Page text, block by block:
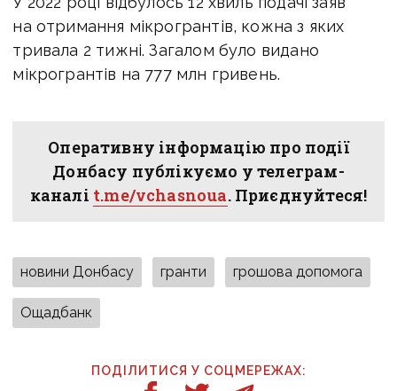
на отримання мікрогрантів, кожна з яких
тривала 2 тижні. Загалом було видано
мікрогрантів на 777 млн гривень.
Оперативну інформацію про події
Донбасу публікуємо у телеграм-
каналі t.me/vchasnoua. Приєднуйтеся!
новини Донбасу гранти грошова допомога
Ощадбанк
ПОДІЛИТИСЯ У СОЦМЕРЕЖАХ: